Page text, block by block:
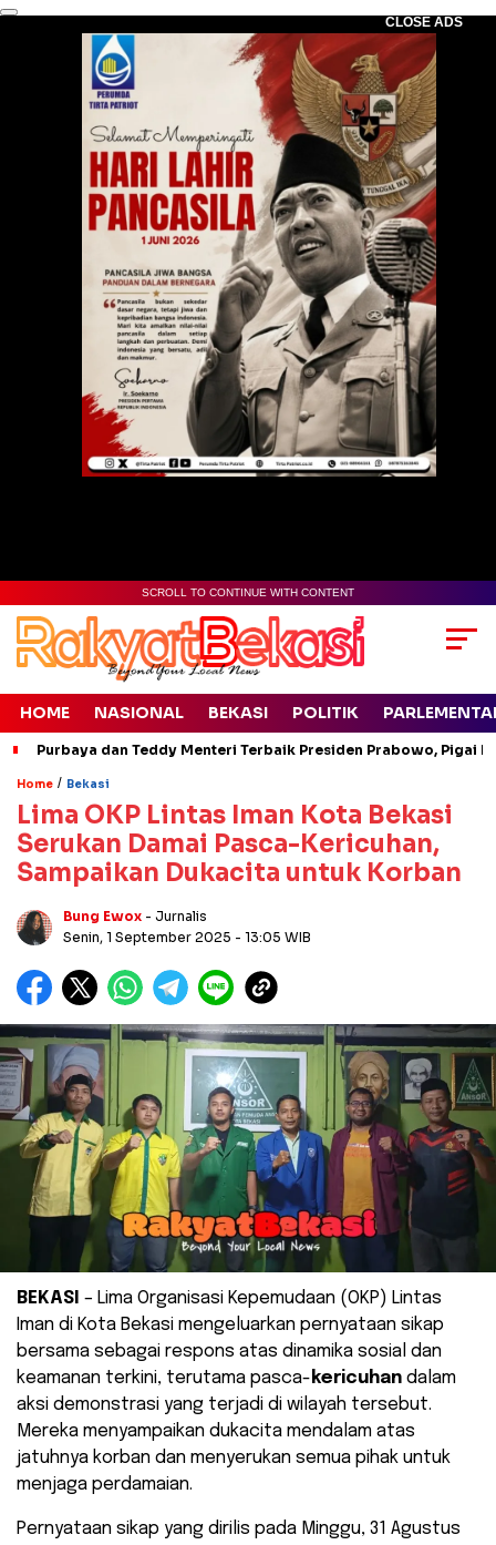
CLOSE ADS
SCROLL TO CONTINUE WITH CONTENT
HOME NASIONAL BEKASI POLITIK
Purbaya dan Teddy Menteri Terbaik Presiden Prabowo, Pigai
Home / Bekasi
Lima OKP Lintas Iman Kota Bekasi
Serukan Damai Pasca-Kericuhan,
Sampaikan Dukacita untuk Korban
Bung Ewox - Jurnalis
Senin, 1 September 2025 - 13:05 WIB
BEKASI – Lima Organisasi Kepemudaan (OKP) Lintas
Iman di Kota Bekasi mengeluarkan pernyataan sikap
bersama sebagai respons atas dinamika sosial dan
keamanan terkini, terutama pasca- kericuhan dalam
aksi demonstrasi yang terjadi di wilayah tersebut.
Mereka menyampaikan dukacita mendalam atas
jatuhnya korban dan menyerukan semua pihak untuk
menjaga perdamaian.
​Pernyataan sikap yang dirilis pada Minggu, 31 Agustus